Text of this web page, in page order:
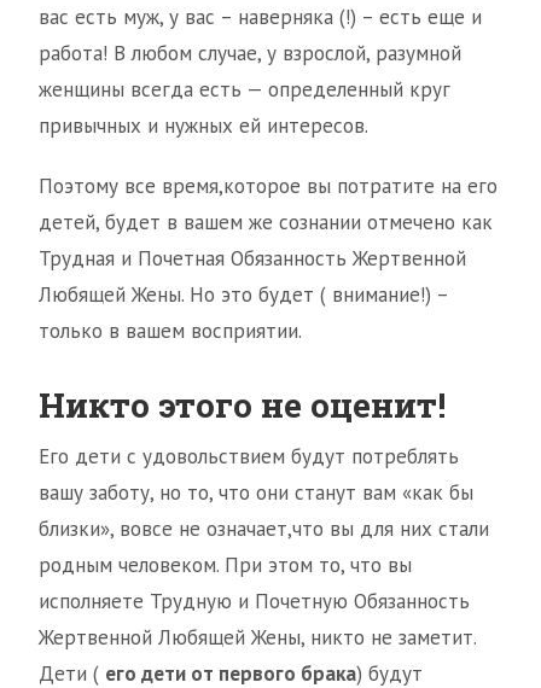
вас есть муж, у вас – наверняка (!) – есть еще и
работа! В любом случае, у взрослой, разумной
женщины всегда есть — определенный круг
привычных и нужных ей интересов.
Поэтому все время,которое вы потратите на его
детей, будет в вашем же сознании отмечено как
Трудная и Почетная Обязанность Жертвенной
Любящей Жены. Но это будет ( внимание!) –
только в вашем восприятии.
Никто этого не оценит!
Его дети с удовольствием будут потреблять
вашу заботу, но то, что они станут вам «как бы
близки», вовсе не означает,что вы для них стали
родным человеком. При этом то, что вы
исполняете Трудную и Почетную Обязанность
Жертвенной Любящей Жены, никто не заметит.
Дети ( его дети от первого брака) будут